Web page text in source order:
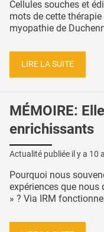
Cellules souches et
mots de cette
myopathie de
LIRE LA SUITE
MÉMOIRE:
enrichissants
Actualité publiée il y a 10
Pourquoi nous
expériences que
» ? Via IRM